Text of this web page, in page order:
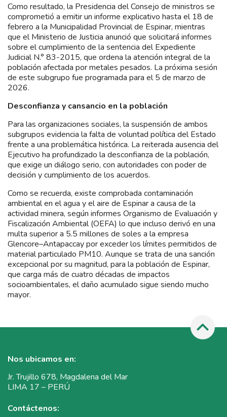
Como resultado, la Presidencia del Consejo de ministros se
comprometió a emitir un informe explicativo hasta el 18 de
febrero a la Municipalidad Provincial de Espinar, mientras
que el Ministerio de Justicia anunció que solicitará informes
sobre el cumplimiento de la sentencia del Expediente
Judicial N.° 83-2015, que ordena la atención integral de la
población afectada por metales pesados. La próxima sesión
de este subgrupo fue programada para el 5 de marzo de
2026.
Desconfianza y cansancio en la población
Para las organizaciones sociales, la suspensión de ambos
subgrupos evidencia la falta de voluntad política del Estado
frente a una problemática histórica. La reiterada ausencia del
Ejecutivo ha profundizado la desconfianza de la población,
que exige un diálogo serio, con autoridades con poder de
decisión y cumplimiento de los acuerdos.
Como se recuerda, existe comprobada contaminación
ambiental en el agua y el aire de Espinar a causa de la
actividad minera, según informes Organismo de Evaluación y
Fiscalización Ambiental (OEFA) lo que incluso derivó en una
multa superior a 5.5 millones de soles a la empresa
Glencore–Antapaccay por exceder los límites permitidos de
material particulado PM10. Aunque se trata de una sanción
excepcional por su magnitud, para la población de Espinar,
que carga más de cuatro décadas de impactos
socioambientales, el daño acumulado sigue siendo mucho
mayor.
Nos ubicamos en:
Jr. Trujillo 678, Magdalena del Mar
LIMA 17 – PERÚ
Contáctenos: